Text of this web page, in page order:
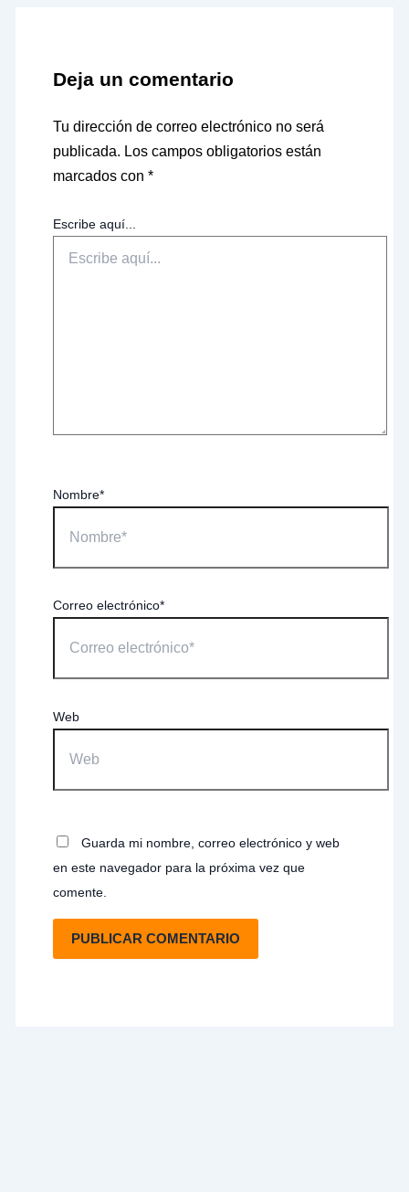
Deja un comentario
Tu dirección de correo electrónico no será
publicada. Los campos obligatorios están
marcados con *
Escribe aquí...
Nombre*
Correo electrónico*
Web
Guarda mi nombre, correo electrónico y web
en este navegador para la próxima vez que
comente.